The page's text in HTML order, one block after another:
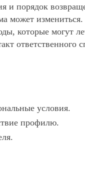
и порядок
может измениться.
которые могут
ответственного
условия.
профилю.